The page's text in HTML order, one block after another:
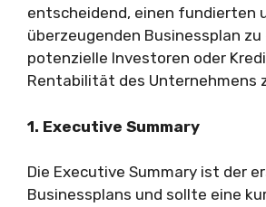
entscheidend, einen fundierten
überzeugenden Businessplan
potenzielle Investoren oder
Rentabilität des Unternehmens
1. Executive Summary
Die Executive Summary ist der
Businessplans und sollte eine